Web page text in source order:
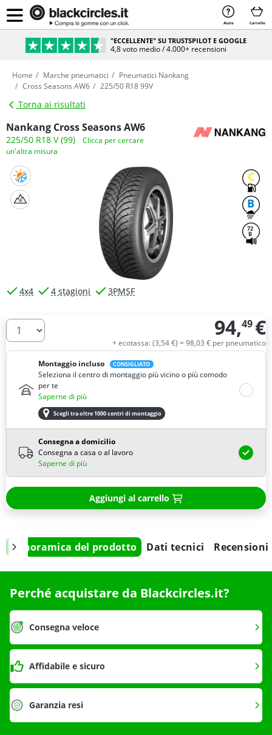
Aiuto Carrello
"ECCELLENTE" SU TRUSTSPILOT E GOOGLE
4,8 voto medio / 4.000+ recensioni
Home Marche pneumatici
Pneumatici Nankang
Cross Seasons AW6
225/50 R18 99V
Torna ai risultati
Nankang Cross Seasons AW6
225/50 R18 V (99)
Clicca per cercare
un'altra misura
C
B
72
B
4x4 4 stagioni 3PMSF
Quantità 94,49 €
+ ecotassa: (3,54€) = 98,03 € per pneumatico
Montaggio incluso
CONSIGLIATO
Seleziona il centro di montaggio più vicino o più comodo
per te
Saperne di più
Scegli tra oltre 1000 centri di montaggio
Consegna a domicilio
Consegna a casa o al lavoro
Saperne di più
Aggiungi al carrello
Panoramica del prodotto Dati tecnici Recensioni
Perché acquistare da Blackcircles.it?
Consegna veloce
Affidabile e sicuro
Garanzia resi